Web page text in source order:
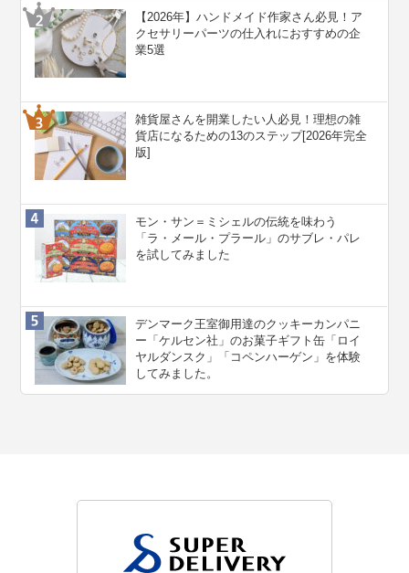
【2026年】ハンドメイド作家さん必見！ア
クセサリーパーツの仕入れにおすすめの企
業5選
雑貨屋さんを開業したい人必見！理想の雑
貨店になるための13のステップ[2026年完全
版]
モン・サン＝ミシェルの伝統を味わう
「ラ・メール・プラール」のサブレ・パレ
を試してみました
デンマーク王室御用達のクッキーカンパニ
ー「ケルセン社」のお菓子ギフト缶「ロイ
ヤルダンスク」「コペンハーゲン」を体験
してみました。